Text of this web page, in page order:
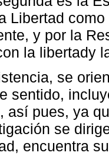
Libertad
y por la
la libertady
se
sentido,
así pues, ya
se
encuentra